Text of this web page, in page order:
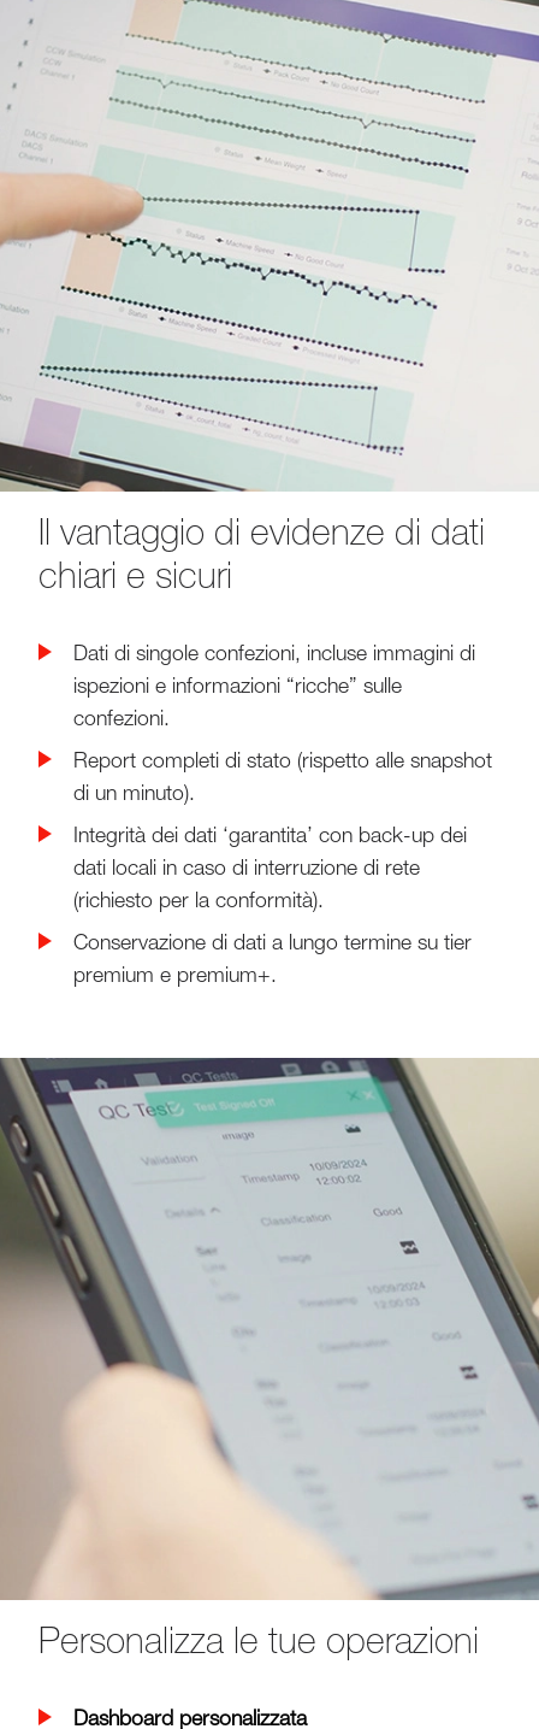
Il vantaggio di evidenze di dati
chiari e sicuri
Dati di singole confezioni, incluse immagini di
ispezioni e informazioni “ricche” sulle
confezioni.
Report completi di stato (rispetto alle snapshot
di un minuto).
Integrità dei dati ‘garantita’ con back-up dei
dati locali in caso di interruzione di rete
(richiesto per la conformità).
Conservazione di dati a lungo termine su tier
premium e premium+.
Personalizza le tue operazioni
Dashboard personalizzata